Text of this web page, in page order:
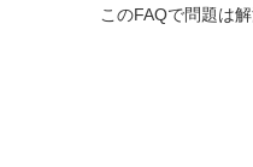
このFAQで問題は